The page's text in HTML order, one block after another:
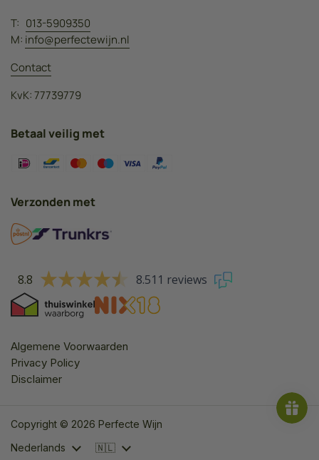
T: 013-5909350
M: info@perfectewijn.nl
Contact
KvK: 77739779
Betaal veilig met
Verzonden met
8.8 8.511 reviews
Algemene Voorwaarden
Privacy Policy
Disclaimer
Copyright © 2026 Perfecte Wijn
Taal
Nederlands Land/region
🇳🇱